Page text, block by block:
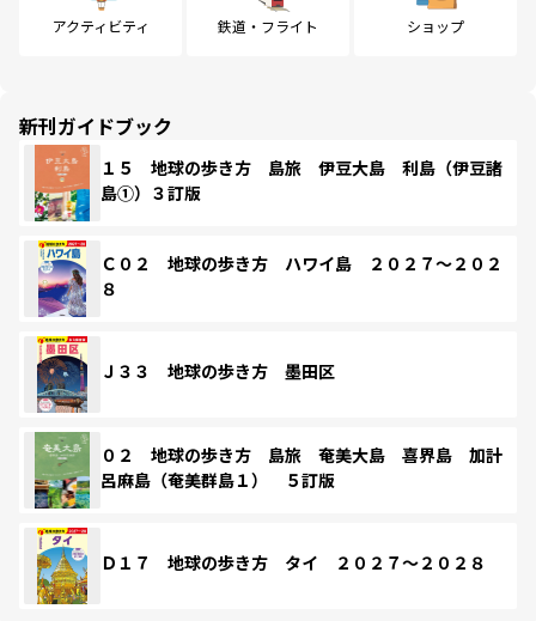
アクティビティ 鉄道・フライト ショップ
新刊ガイドブック
１５ 地球の歩き方 島旅 伊豆大島 利島（伊豆諸
島①）３訂版
Ｃ０２ 地球の歩き方 ハワイ島 ２０２７～２０２
８
Ｊ３３ 地球の歩き方 墨田区
０２ 地球の歩き方 島旅 奄美大島 喜界島 加計
呂麻島（奄美群島１） ５訂版
Ｄ１７ 地球の歩き方 タイ ２０２７～２０２８